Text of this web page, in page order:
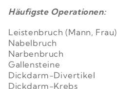
Häufigste Operationen:
Leistenbruch (Mann, Frau)
Nabelbruch
Narbenbruch
Gallensteine
Dickdarm-Divertikel
Dickdarm-Krebs